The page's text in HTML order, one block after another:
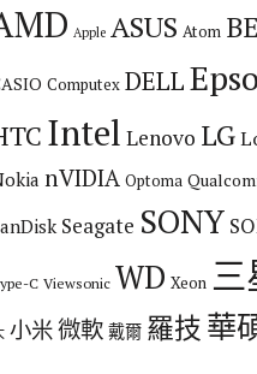
Apple ASUS Atom
Computex DELL
Intel Lenovo LG
nVIDIA Optoma
Seagate SONY
C Viewsonic WD Xeon 三
小米微軟 戴爾 羅技華